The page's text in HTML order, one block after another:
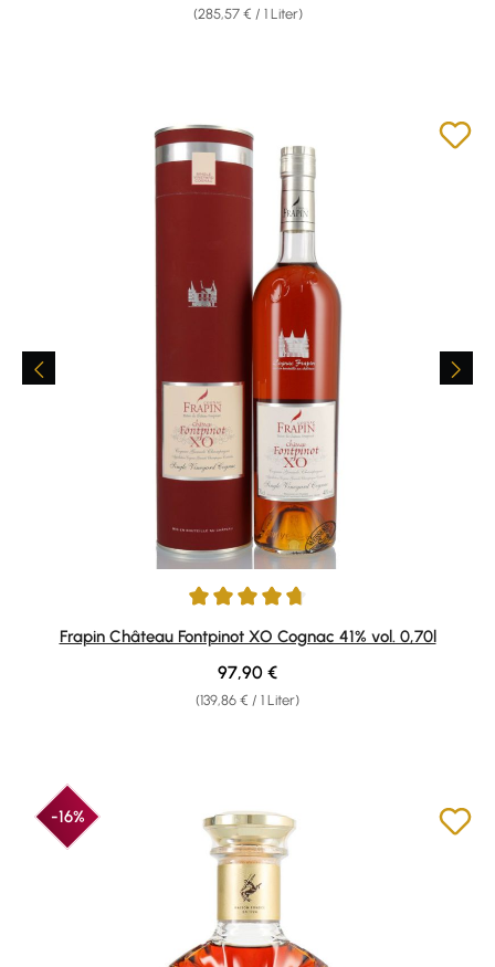
(285,57 € / 1 Liter)
Durchschnittliche Bewertung von 4.85 von 5 Sternen
Frapin Château Fontpinot XO Cognac 41% vol. 0,70l
(139,86 € / 1 Liter)
Regulärer Preis:
97,90 €
-16%